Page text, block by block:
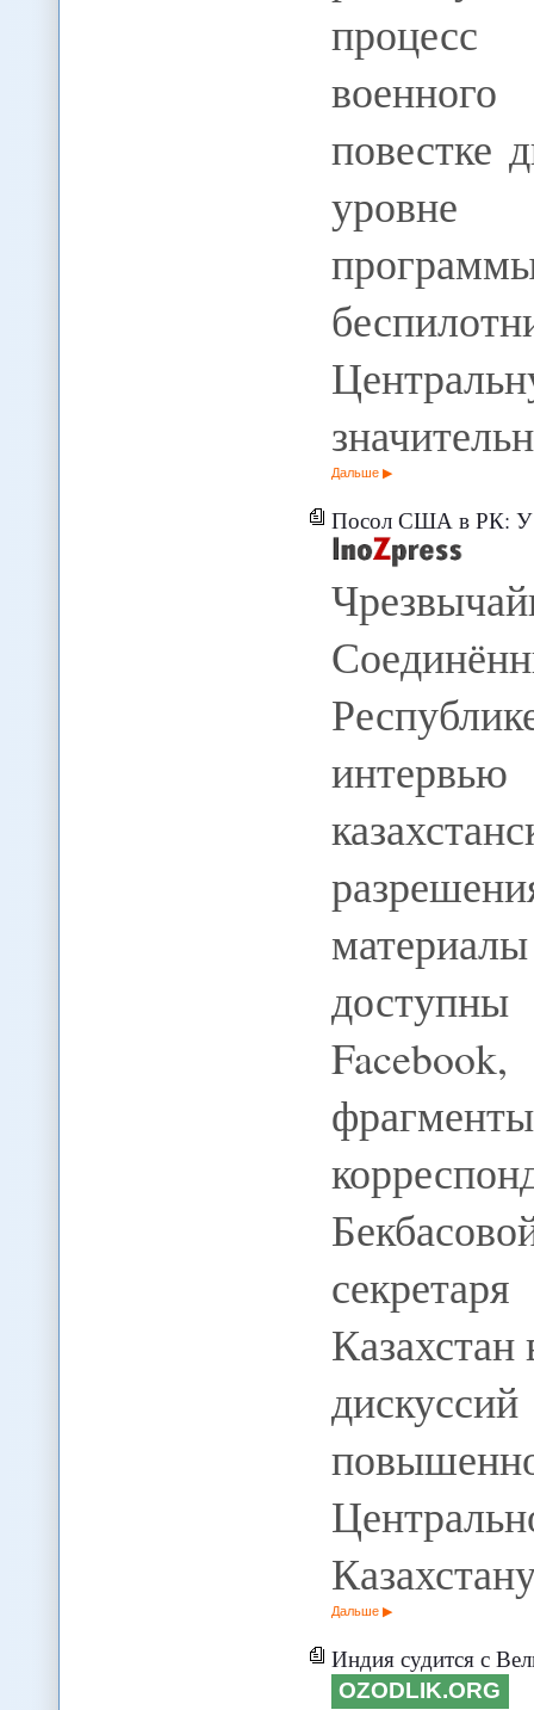
процесс
повестке
уровне
Дальше
Посол США в РК: У
Дальше
Индия судится с Великобританией
OZODLIK.ORG